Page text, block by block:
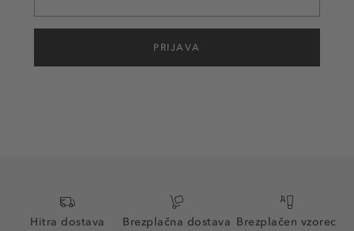
PRIJAVA
Hitra dostava
Brezplačna dostava Brezplačen vzorec